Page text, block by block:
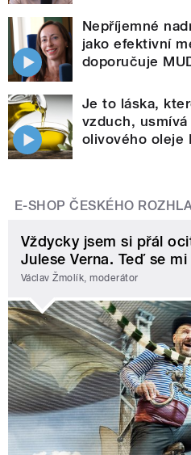
Nepříjemné
jako efektivní
doporučuje
Je to láska,
vzduch,
olivového oleje
E-SHOP ČESKÉHO
Vždycky jsem si přál
Julese Verna. Teď se
Václav Žmolík, moderátor